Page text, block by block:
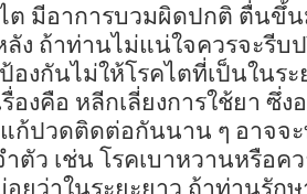
ต มีอาการบวมผิดปกติ ตื่นขึ้
ง ถ้าท่านไม่แน่ใจควรจะรี
องกันไม่ให้โรคไตที่เป็นในร
องคือ หลีกเลี่ยงการใช้ยา ซึ่
ก้ปวดติดต่อกันนาน ๆ อาจจะ
ตัว เช่น โรคเบาหวานหรือค